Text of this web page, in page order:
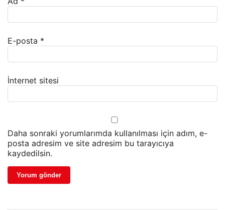
E-posta *
İnternet sitesi
Daha sonraki yorumlarımda kullanılması için adım, e-
posta adresim ve site adresim bu tarayıcıya
kaydedilsin.